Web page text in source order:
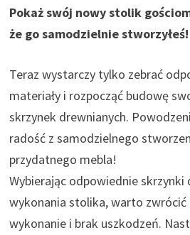
Pokaż swój nowy stolik
że go samodzielnie stworzyłeś!
Teraz wystarczy tylko zebrać
materiały i rozpocząć budowę
skrzynek drewnianych.
radość z samodzielnego
przydatnego mebla!
Wybierając odpowiednie skrzynki
wykonania stolika, warto zwrócić
wykonanie i brak uszkodzeń.